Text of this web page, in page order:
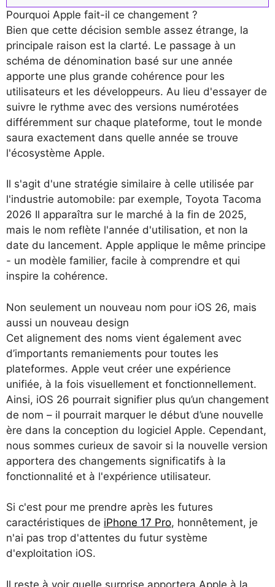
Pourquoi Apple fait-il ce changement ?
Bien que cette décision semble assez étrange, la
principale raison est la clarté. Le passage à un
schéma de dénomination basé sur une année
apporte une plus grande cohérence pour les
utilisateurs et les développeurs. Au lieu d'essayer de
suivre le rythme avec des versions numérotées
différemment sur chaque plateforme, tout le monde
saura exactement dans quelle année se trouve
l'écosystème Apple.
Il s'agit d'une stratégie similaire à celle utilisée par
l'industrie automobile: par exemple, Toyota Tacoma
2026 Il apparaîtra sur le marché à la fin de 2025,
mais le nom reflète l'année d'utilisation, et non la
date du lancement. Apple applique le même principe
- un modèle familier, facile à comprendre et qui
inspire la cohérence.
Non seulement un nouveau nom pour iOS 26, mais
aussi un nouveau design
Cet alignement des noms vient également avec
d’importants remaniements pour toutes les
plateformes. Apple veut créer une expérience
unifiée, à la fois visuellement et fonctionnellement.
Ainsi, iOS 26 pourrait signifier plus qu’un changement
de nom – il pourrait marquer le début d’une nouvelle
ère dans la conception du logiciel Apple. Cependant,
nous sommes curieux de savoir si la nouvelle version
apportera des changements significatifs à la
fonctionnalité et à l'expérience utilisateur.
Si c'est pour me prendre après les futures
caractéristiques de iPhone 17 Pro, honnêtement, je
n'ai pas trop d'attentes du futur système
d'exploitation iOS.
Il reste à voir quelle surprise apportera Apple à la